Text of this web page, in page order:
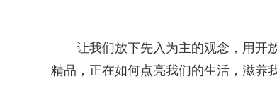
让我们放下先入为主的观念，用开
精品，正在如何点亮我们的生活，滋养